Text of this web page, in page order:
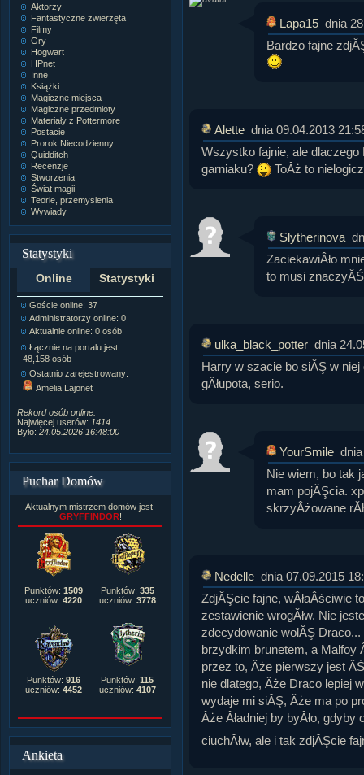
Aktorzy
Fantastyczne zwierzęta
Filmy
Gry
Hogwart
HPnet
Inne
Książki
Magiczne miejsca
Magiczne przedmioty
Materiały z Pottermore
Postacie
Prorok Niecodzienny
Quidditch
Recenzje
Stworzenia
Świat magii
Teorie, przemyslenia
Wywiady
Statystyki
Online Statystyki
Goście online: 37
Administratorzy online: 0
Aktualnie online: 0 osób
Łącznie na portalu jest
48,158 osób
Ostatnio zarejestrowany:
Amelia Lajonet
Rekord osób online:
Najwięcej userów: 1414
Było: 24.05.2026 16:48:00
Tematów na forum:3,921
Postów na forum:319,637
Komentarzy do materiałów:
Rozdanych pochwał:
Puchar Domów
Aktualnym mistrzem domów jest
GRYFFINDOR!
Punktów: 1509
uczniów: 4220
Punktów: 335
uczniów: 3778
Punktów: 916
uczniów: 4452
Punktów: 115
uczniów: 4107
Ankieta
Lapa15 dnia
Bardzo fajne
Alette dnia 09.04.2013
Wszystko fajnie, ale
garniaku?
ToÂż to
Slytherinova
ZaciekawiÂło
to musi
ulka_black_potter dnia
Harry w szacie bo siĂŞ w
gÂłupota, serio.
YourSmile
Nie wiem, bo tak
mam pojĂŞcia.
skrzyÂżowane
Nedelle dnia 07.09.2015
ZdjĂŞcie fajne, wÂłaÂściwie
zestawienie wrogĂłw. Nie
zdecydowanie wolĂŞ
brzydkim brunetem, a Malfoy
przez to, Âże pierwszy jest
nie dlatego, Âże Draco lepiej
wydaje mi siĂŞ, Âże ma po
Âże Âładniej by byÂło,
ciuchĂłw, ale i tak zdjĂŞcie